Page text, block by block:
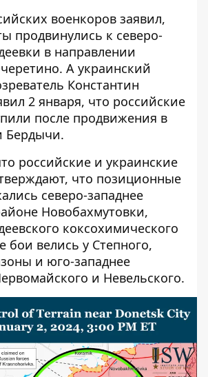
военкоров заявил,
продвинулись к северо-
в направлении
А украинский
Константин
2 января, что российские
после продвижения в
Бердычи.
российские и украинские
что позиционные
северо-западнее
Новобахмутовки,
коксохимического
бои велись у Степного,
и юго-западнее
и Невельского.